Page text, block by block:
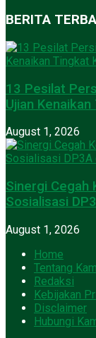
BERITA
13 Pesilat
Ujian
August 1, 2026
Sinergi Cegah
Sosialisasi
August 1, 2026
Home
Tentang
Redaksi
Kebijakan
Disclaimer
Hubungi